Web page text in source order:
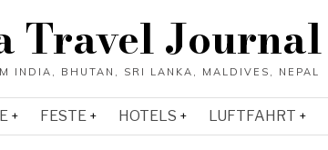
Travel Journal
FESTE HOTELS LUFTFAHRT